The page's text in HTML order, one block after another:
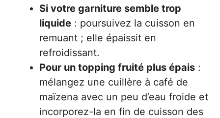
Si votre garniture semble trop
liquide : poursuivez la cuisson en
remuant ; elle épaissit en
refroidissant.
Pour un topping fruité plus épais :
mélangez une cuillère à café de
maïzena avec un peu d’eau froide et
incorporez-la en fin de cuisson des